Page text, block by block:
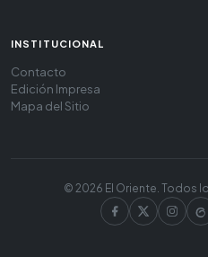
INSTITUCIONAL
Contacto
Edición Impresa
Mapa del Sitio
© 2026 El Oriente. Todos